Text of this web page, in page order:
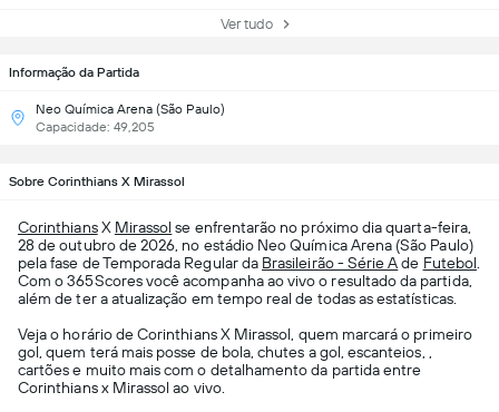
Informação da Partida
Neo Química Arena (São Paulo)
Capacidade: 49,205
Ver tudo
Sobre Corinthians X Mirassol
CorinthiansX Mirassol se enfrentarão no próximo dia quarta-feira,
28 de outubro de 2026, no estádio Neo Química Arena (São Paulo)
pela fase de Temporada Regular da Brasileirão - Série Ade Futebol
Com o 365Scores você acompanha ao vivo o resultado da partida,
além de ter a atualização em tempo real de todas as estatísticas.
Veja o horário de Corinthians X Mirassol, quem marcará o primeiro
gol, quem terá mais posse de bola, chutes a gol, escanteios, ,
cartões e muito mais com o detalhamento da partida entre
Corinthians x Mirassol ao vivo.